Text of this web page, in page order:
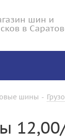
шин и
в
шины -